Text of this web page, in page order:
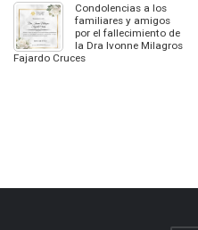
Condolencias a los
familiares y amigos
por el fallecimiento de
la Dra Ivonne Milagros
Fajardo Cruces